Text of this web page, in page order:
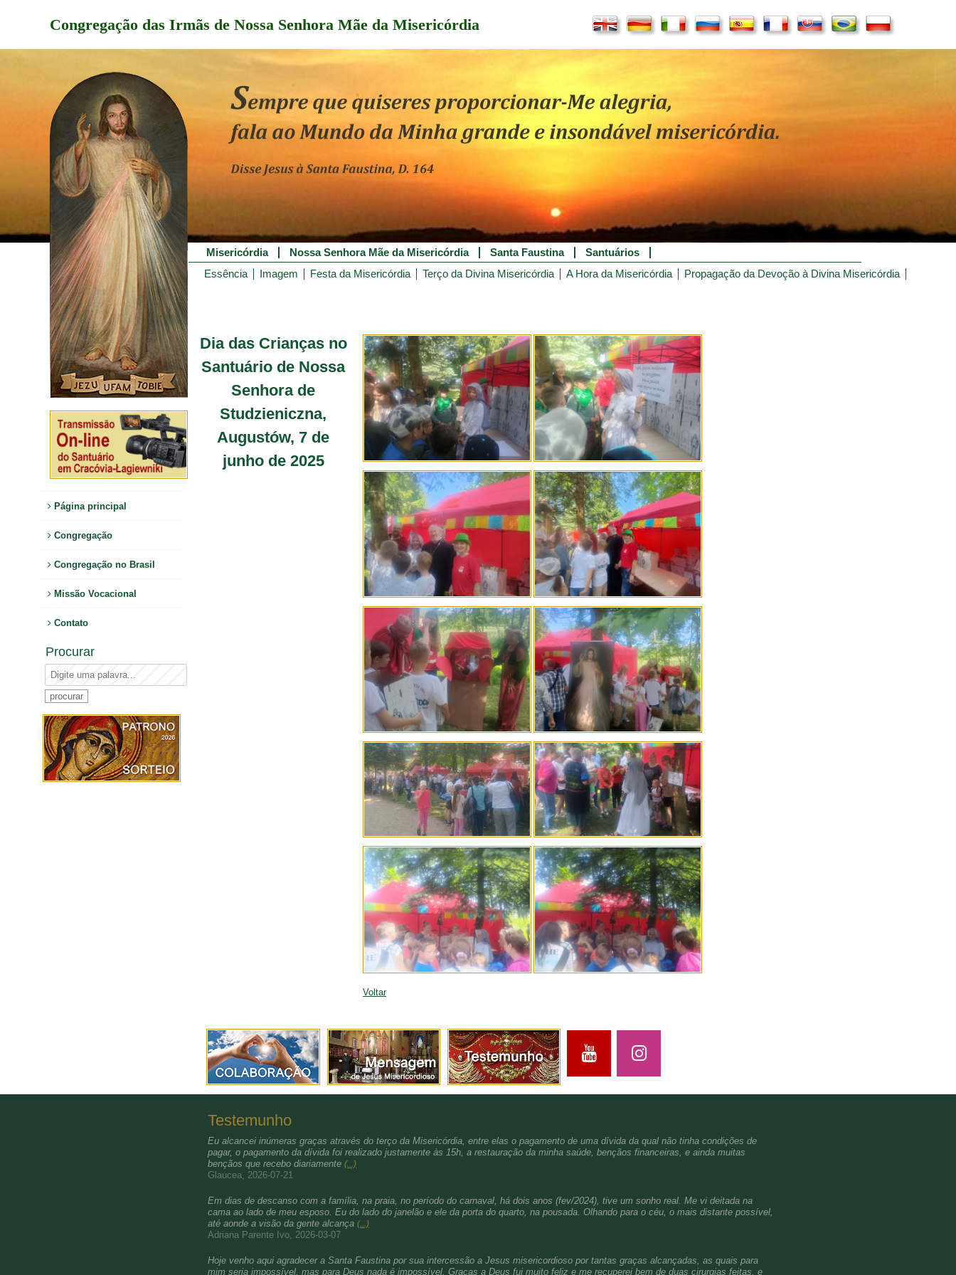
Congregação das Irmãs de Nossa Senhora Mãe da Misericórdia
Página principal
Congregação
Congregação no Brasil
Missão Vocacional
Contato
Procurar
Misericórdia Nossa Senhora Mãe da Misericórdia Santa Faustina
Santuários
Essência
Imagem Festa da Misericórdia Terço da Divina Misericórdia A Hora da Misericórdia Propagação da Devoção à Divina Misericórdia
Dia das Crianças no
Santuário de Nossa
Senhora de
Studzieniczna,
Augustów, 7 de
junho de 2025
Voltar
Testemunho
Eu alcancei inúmeras graças através do terço da Misericórdia, entre elas o pagamento de uma dívida da qual não tinha condições de
pagar, o pagamento da dívida foi realizado justamente às 15h, a restauração da minha saúde, bençãos financeiras, e ainda muitas
bençãos que recebo diariamente (...)
Glaucea, 2026-07-21
Em dias de descanso com a família, na praia, no período do carnaval, há dois anos (fev/2024), tive um sonho real. Me vi deitada na
cama ao lado de meu esposo. Eu do lado do janelão e ele da porta do quarto, na pousada. Olhando para o céu, o mais distante possível,
até aonde a visão da gente alcança (...)
Adriana Parente Ivo, 2026-03-07
Hoje venho aqui agradecer a Santa Faustina por sua intercessão a Jesus misericordioso por tantas graças alcançadas, as quais para
mim seria impossível, mas para Deus nada é impossível. Graças a Deus fui muito feliz e me recuperei bem de duas cirurgias feitas, e